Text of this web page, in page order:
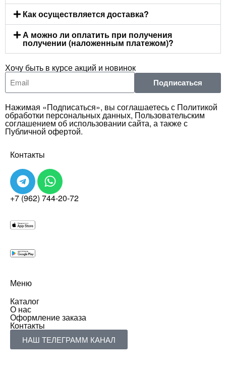
Как осуществляется доставка?
А можно ли оплатить при получения
получении (наложенным платежом)?
Хочу быть в курсе акций и новинок
Подписаться
Нажимая «Подписаться», вы соглашаетесь с Политикой
обработки персональных данных, Пользовательским
соглашением об использовании сайта, а также с
Публичной офертой.
Контакты
+7 (962) 744-20-72
Меню
Каталог
О нас
Оформление заказа
Контакты
НАШ ТЕЛЕГРАММ КАНАЛ